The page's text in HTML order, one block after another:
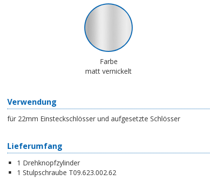
Farbe
matt vernickelt
Verwendung
für 22mm Einsteckschlösser und aufgesetzte Schlösser
Lieferumfang
1 Drehknopfzylinder
1 Stulpschraube T09.623.002.62